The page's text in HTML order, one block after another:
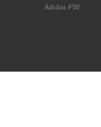
Adidas F50